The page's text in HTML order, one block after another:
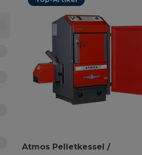
Atmos Pelletkessel /